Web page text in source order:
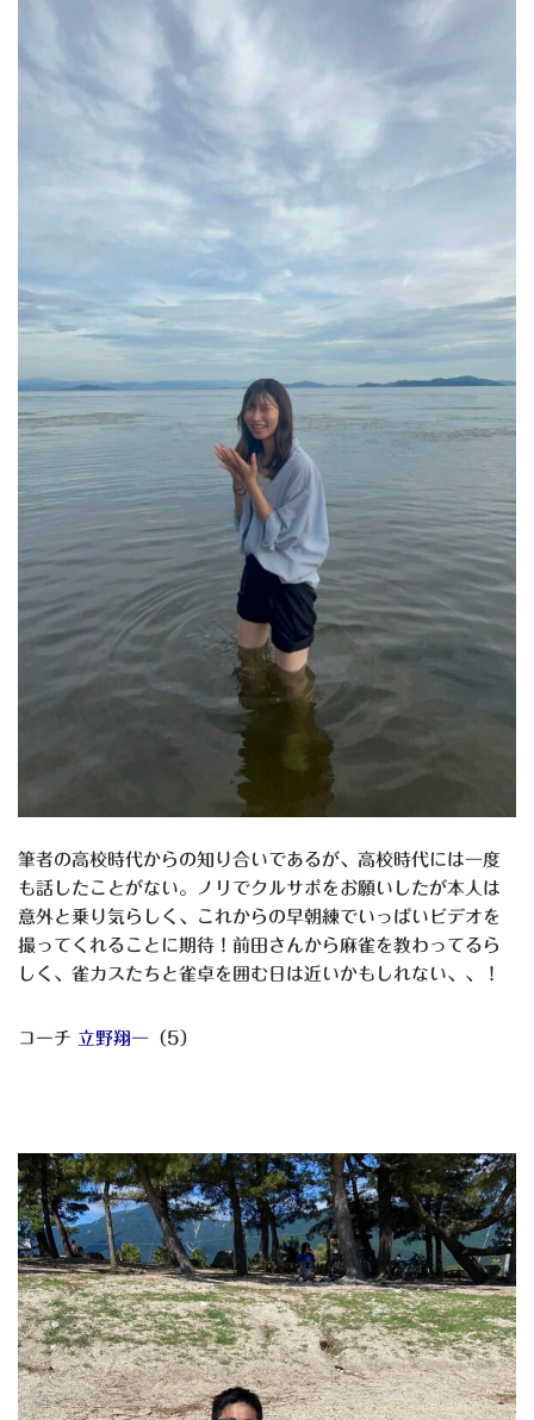
筆者の高校時代からの知り合いであるが、高校時代には一度
も話したことがない。ノリでクルサポをお願いしたが本人は
意外と乗り気らしく、これからの早朝練でいっぱいビデオを
撮ってくれることに期待！前田さんから麻雀を教わってるら
しく、雀カスたちと雀卓を囲む日は近いかもしれない、、！
コーチ 立野翔一 （5）